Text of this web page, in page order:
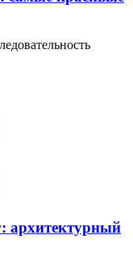
архитектурный